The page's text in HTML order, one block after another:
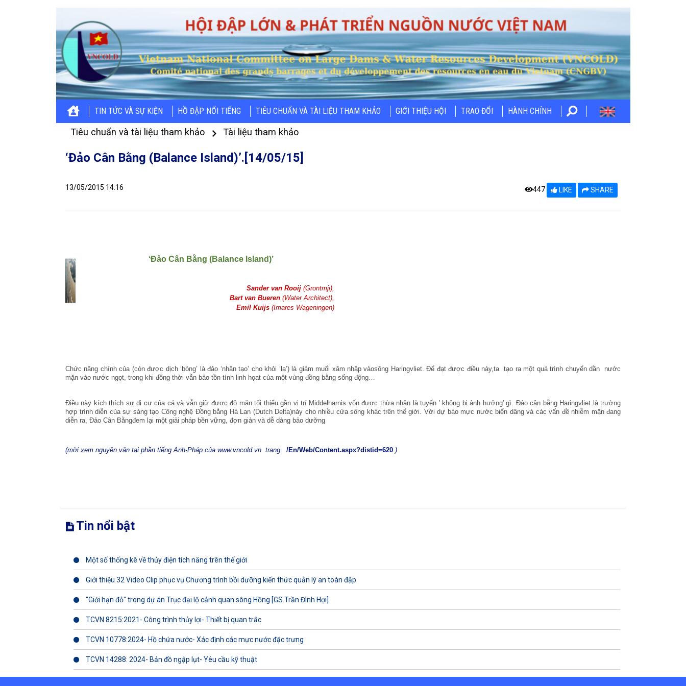
TIN TỨC VÀ SỰ KIỆN HỒ ĐẬP NỔI TIẾNG TIÊU CHUẨN VÀ TÀI LIỆU THAM KHẢO GIỚI THIỆU HỘI TRAO ĐỔI HÀNH CHÍNH
Tiêu chuẩn và tài liệu tham khảo Tài liệu tham khảo
‘Đảo Cân Bằng (Balance Island)’.[14/05/15]
13/05/2015 14:16 447 LIKE SHARE
‘Đảo Cân Bằng (Balance Island)’
Sander van Rooij (Grontmji),
Bart van Bueren (Water Architect),
Emil Kuijs (Imares Wageningen)
Chức năng chính của (còn được dịch ‘bóng’ là đảo ‘nhân tạo’ cho khỏi ‘lạ’) là giảm muối xâm nhập vàosông Haringvliet. Để đạt được điều này,ta tạo ra một quá trình chuyển dần
nước
mặn vào nước ngọt, trong khi đồng thời vẫn bảo tồn tính linh họat của một vùng đồng bằng sống động…
Điều này kích thích sự di cư của cá và vẫn giữ được độ mặn tối thiểu gần vị trí Middelharnis vốn được thừa nhận là tuyến ' không bị ảnh hưởng' gì. Đảo cân bằng Haringvliet là trường
hợp trình diễn của sự sáng tạo Công nghệ Đồng bằng Hà Lan (Dutch Delta)này cho nhiều cửa sông khác trên thế giới. Với dự báo mực nước biển dâng và các vấn đề nhiễm mặn đang
diễn ra, Đảo Cân Bằngđem lại một giải pháp bền vững, đơn giản và dễ dàng bảo dưỡng
(mời xem nguyên văn tại phần tiếng Anh-Pháp của www.vncold.vn trang /En/Web/Content.aspx?distid=620 )
Tin nổi bật
Một số thống kê về thủy điện tích năng trên thế giới
Giới thiệu 32 Video Clip phục vụ Chương trình bồi dưỡng kiến thức quản lý an toàn đập
"Giới hạn đỏ" trong dự án Trục đại lộ cảnh quan sông Hồng [GS.Trần Đình Hợi]
TCVN 8215:2021- Công trình thủy lợi- Thiết bị quan trắc
TCVN 10778:2024- Hồ chứa nước- Xác định các mực nước đặc trưng
TCVN 14288: 2024- Bản đồ ngập lụt- Yêu cầu kỹ thuật